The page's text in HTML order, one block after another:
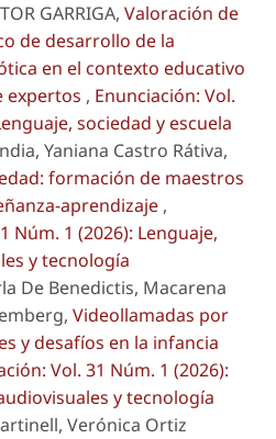
GARRIGA, Valoración de
de desarrollo de la
en el contexto educativo
expertos , Enunciación: Vol.
sociedad y escuela
Yaniana Castro Rátiva,
formación de maestros
aprendizaje ,
Núm. 1 (2026): Lenguaje,
y tecnología
De Benedictis, Macarena
Videollamadas por
y desafíos en la infancia
Vol. 31 Núm. 1 (2026):
y tecnología
Verónica Ortiz